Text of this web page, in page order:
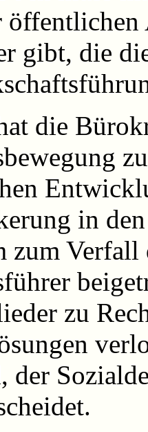
gibt, die
die
in
zum
zu
der